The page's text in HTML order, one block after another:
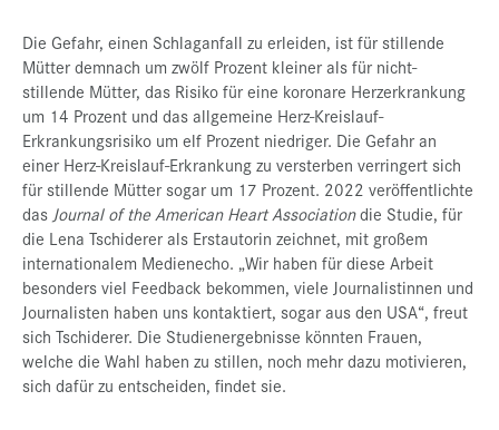
Die Gefahr, einen Schlaganfall zu erleiden, ist für stillende
Mütter demnach um zwölf Prozent kleiner als für nicht-
stillende Mütter, das Risiko für eine koronare Herzerkrankung
um 14 Prozent und das allgemeine Herz-Kreislauf-
Erkrankungsrisiko um elf Prozent niedriger. Die Gefahr an
einer Herz-Kreislauf-Erkrankung zu versterben verringert sich
für stillende Mütter sogar um 17 Prozent. 2022 veröffentlichte
das Journal of the American Heart Associationdie Studie, für
die Lena Tschiderer als Erstautorin zeichnet, mit großem
internationalem Medienecho. „Wir haben für diese Arbeit
besonders viel Feedback bekommen, viele Journalistinnen und
Journalisten haben uns kontaktiert, sogar aus den USA“, freut
sich Tschiderer. Die Studienergebnisse könnten Frauen,
welche die Wahl haben zu stillen, noch mehr dazu motivieren,
sich dafür zu entscheiden, findet sie.